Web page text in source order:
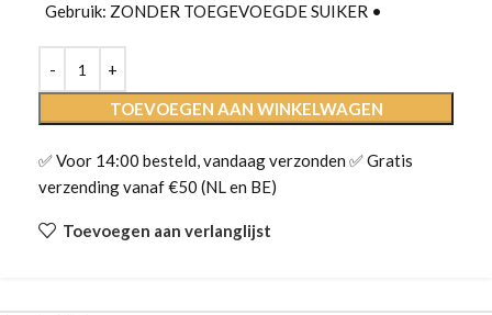
Gebruik: ZONDER TOEGEVOEGDE SUIKER •
TOEVOEGEN AAN WINKELWAGEN
✅ Voor 14:00 besteld, vandaag verzonden ✅ Gratis
verzending vanaf €50 (NL en BE)
Toevoegen aan verlanglijst